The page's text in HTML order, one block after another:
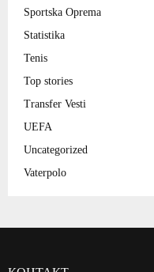
Sportska Oprema
Statistika
Tenis
Top stories
Transfer Vesti
UEFA
Uncategorized
Vaterpolo